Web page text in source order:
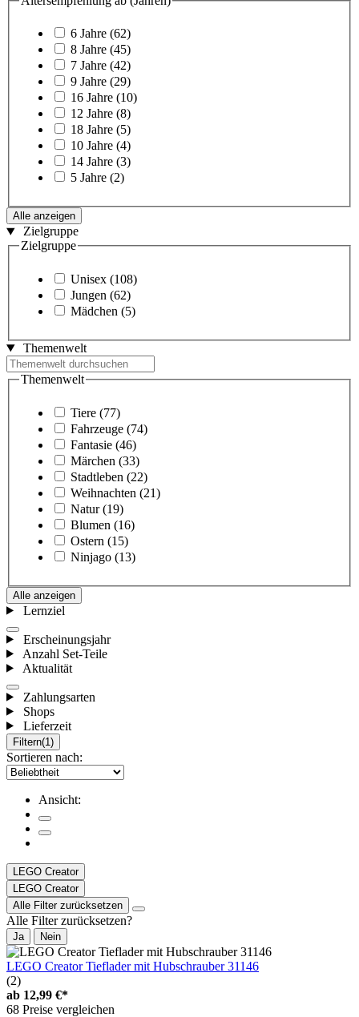
6 Jahre (62)
8 Jahre (45)
7 Jahre (42)
9 Jahre (29)
16 Jahre (10)
12 Jahre (8)
18 Jahre (5)
10 Jahre (4)
14 Jahre (3)
5 Jahre (2)
Alle anzeigen
Zielgruppe
Zielgruppe
Unisex (108)
Jungen (62)
Mädchen (5)
Themenwelt
Themenwelt
Tiere (77)
Fahrzeuge (74)
Fantasie (46)
Märchen (33)
Stadtleben (22)
Weihnachten (21)
Natur (19)
Blumen (16)
Ostern (15)
Ninjago (13)
Alle anzeigen
Lernziel
Erscheinungsjahr
Anzahl Set-Teile
Aktualität
Zahlungsarten
Shops
Lieferzeit
Filtern(1)
Sortieren nach:
Ansicht:
LEGO Creator
LEGO Creator
Alle Filter zurücksetzen
Alle Filter zurücksetzen?
Ja Nein
LEGO Creator Tieflader mit Hubschrauber 31146
(2)
ab 12,99 €*
68 Preise vergleichen